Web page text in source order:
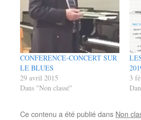
CONFERENCE-CONCERT SUR
LE BLUES
29 avril 2015
Dans "Non classé"
3
Ce contenu a été publié dans Non